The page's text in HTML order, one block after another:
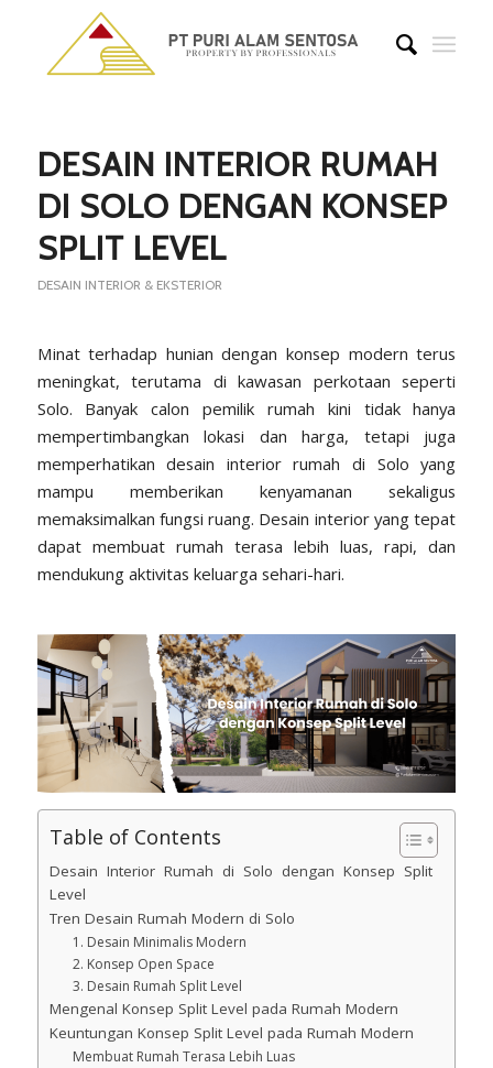
DESAIN INTERIOR RUMAH
DI SOLO DENGAN KONSEP
SPLIT LEVEL
DESAIN INTERIOR & EKSTERIOR
Minat terhadap hunian dengan konsep modern terus
meningkat, terutama di kawasan perkotaan seperti
Solo. Banyak calon pemilik rumah kini tidak hanya
mempertimbangkan lokasi dan harga, tetapi juga
memperhatikan desain interior rumah di Solo yang
mampu memberikan kenyamanan sekaligus
memaksimalkan fungsi ruang. Desain interior yang tepat
dapat membuat rumah terasa lebih luas, rapi, dan
mendukung aktivitas keluarga sehari-hari.
Table of Contents
Desain Interior Rumah di Solo dengan Konsep Split
Level
Tren Desain Rumah Modern di Solo
1. Desain Minimalis Modern
2. Konsep Open Space
3. Desain Rumah Split Level
Mengenal Konsep Split Level pada Rumah Modern
Keuntungan Konsep Split Level pada Rumah Modern
Membuat Rumah Terasa Lebih Luas